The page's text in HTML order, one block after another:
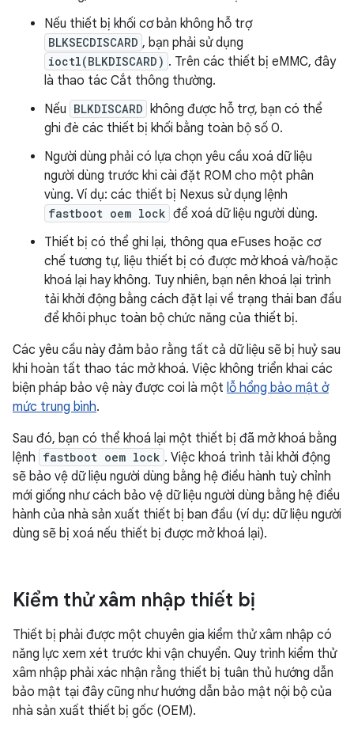
Nếu thiết bị khối cơ bản không hỗ trợ
BLKSECDISCARD , bạn phải sử dụng
ioctl(BLKDISCARD) . Trên các thiết bị eMMC, đây
là thao tác Cắt thông thường.
Nếu BLKDISCARD không được hỗ trợ, bạn có thể
ghi đè các thiết bị khối bằng toàn bộ số 0.
Người dùng phải có lựa chọn yêu cầu xoá dữ liệu
người dùng trước khi cài đặt ROM cho một phân
vùng. Ví dụ: các thiết bị Nexus sử dụng lệnh
fastboot oem lock để xoá dữ liệu người dùng.
Thiết bị có thể ghi lại, thông qua eFuses hoặc cơ
chế tương tự, liệu thiết bị có được mở khoá và/hoặc
khoá lại hay không. Tuy nhiên, bạn nên khoá lại trình
tải khởi động bằng cách đặt lại về trạng thái ban đầu
để khôi phục toàn bộ chức năng của thiết bị.
Các yêu cầu này đảm bảo rằng tất cả dữ liệu sẽ bị huỷ sau
khi hoàn tất thao tác mở khoá. Việc không triển khai các
biện pháp bảo vệ này được coi là một lỗ hổng bảo mật ở
mức trung bình.
Sau đó, bạn có thể khoá lại một thiết bị đã mở khoá bằng
lệnh fastboot oem lock . Việc khoá trình tải khởi động
sẽ bảo vệ dữ liệu người dùng bằng hệ điều hành tuỳ chỉnh
mới giống như cách bảo vệ dữ liệu người dùng bằng hệ điều
hành của nhà sản xuất thiết bị ban đầu (ví dụ: dữ liệu người
dùng sẽ bị xoá nếu thiết bị được mở khoá lại).
Kiểm thử xâm nhập thiết bị
Thiết bị phải được một chuyên gia kiểm thử xâm nhập có
năng lực xem xét trước khi vận chuyển. Quy trình kiểm thử
xâm nhập phải xác nhận rằng thiết bị tuân thủ hướng dẫn
bảo mật tại đây cũng như hướng dẫn bảo mật nội bộ của
nhà sản xuất thiết bị gốc (OEM).